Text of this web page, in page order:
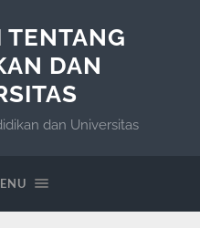
TENTANG
DAN
dan Universitas